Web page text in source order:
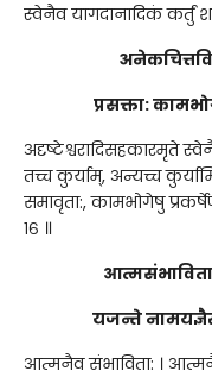
स्वेनैव यागदानादिकं कर्तुं
प्रसक्ता:
अदृष्टेश्वरादिसहकारमृते
तच्च कुर्याम्, अन्यच्च
समावृता:, कामभोगेषु
१६ ॥
यजन्ते
आत्मनैव संभाविता: ।